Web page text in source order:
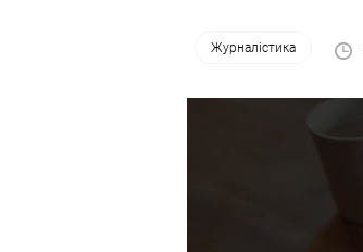
Журналістика